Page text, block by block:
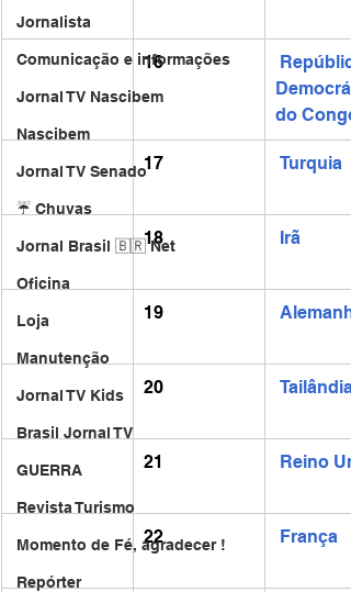
Jornalista
Comunicação e informações
Jornal TV Nascibem
Nascibem
Jornal TV Senado
☔ Chuvas
Jornal Brasil 🇧🇷 Net
Oficina
Loja
Manutenção
Jornal TV Kids
Brasil Jornal TV
GUERRA
Revista Turismo
Momento de Fé, agradecer !
Repórter
16
do Congo
17 Turquia
18 Irã
19
20 Tailândia
21 Reino
22 França